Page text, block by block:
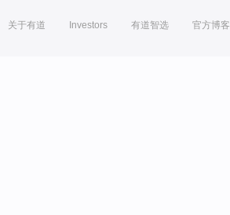
关于有道 Investors 有道智选 官方博客